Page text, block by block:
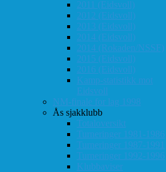
2011 (Eidsvoll)
2012 (Eidsvoll)
2013 (Eidsvoll)
2014 (Eidsvoll)
2014 (Rokaden/NSSF)
2015 (Eidsvoll)
2016 (Eidsvoll)
Kamp-statistikk mot
Eidsvoll
NM-finale for lag 1998
Ås sjakklubb
Totaloversikt
Turneringer 1981-1986
Turneringer 1987-1991
Turneringer 1992-1996
Klubbaviser